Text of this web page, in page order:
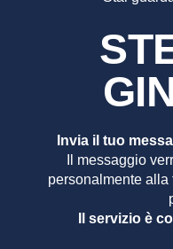
Invia il tuo
Il messaggio
personalmente
Il servizio è